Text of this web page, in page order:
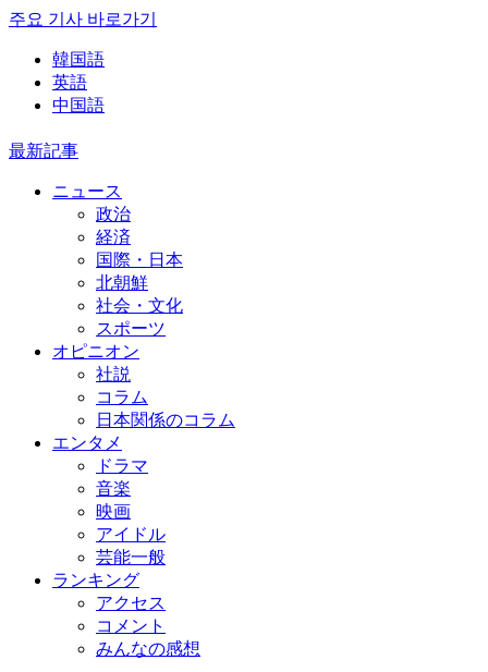
주요 기사 바로가기
韓国語
英語
中国語
最新記事
ニュース
政治
経済
国際・日本
北朝鮮
社会・文化
スポーツ
オピニオン
社説
コラム
日本関係のコラム
エンタメ
ドラマ
音楽
映画
アイドル
芸能一般
ランキング
アクセス
コメント
みんなの感想